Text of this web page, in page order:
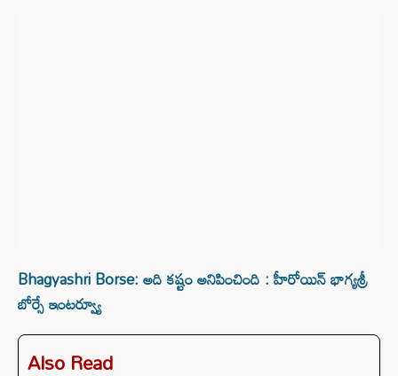
Bhagyashri Borse: అది కష్టం అనిపించింది : హీరోయిన్ భాగ్యశ్రీ
బోర్సే ఇంటర్వ్యూ
Also Read